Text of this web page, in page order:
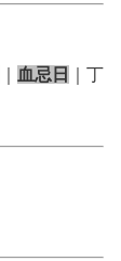
血忌日
｜丁